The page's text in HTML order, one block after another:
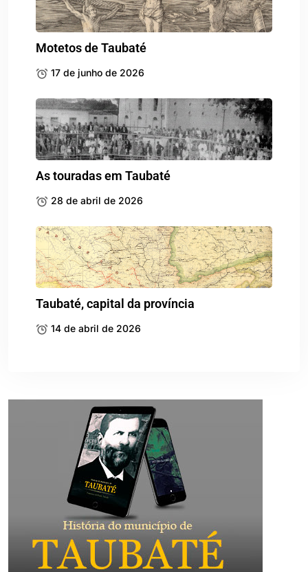
Motetos de Taubaté
17 de junho de 2026
As touradas em Taubaté
28 de abril de 2026
Taubaté, capital da província
14 de abril de 2026